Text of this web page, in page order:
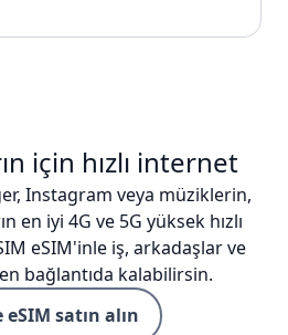
için hızlı internet
Instagram veya müziklerin,
en iyi 4G ve 5G yüksek hızlı
eSIM'inle iş, arkadaşlar ve
bağlantıda kalabilirsin.
satın alın